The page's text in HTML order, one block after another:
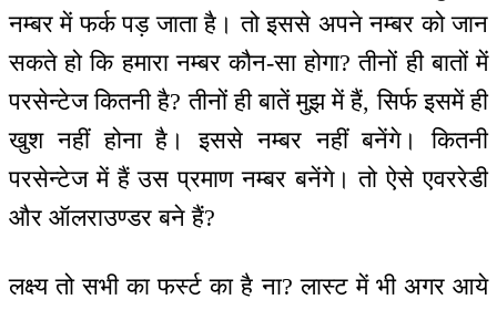
नम्बर में फर्क पड़ जाता है। तो इससे अपने नम्बर को जान
सकते हो कि हमारा नम्बर कौन-सा होगा? तीनों ही बातों में
परसेन्टेज कितनी है? तीनों ही बातें मुझ में हैं, सिर्फ इसमें ही
खुश नहीं होना है। इससे नम्बर नहीं बनेंगे। कितनी
परसेन्टेज में हैं उस प्रमाण नम्बर बनेंगे। तो ऐसे एवररेडी
और ऑलराउण्डर बने हैं?
लक्ष्य तो सभी का फर्स्ट का है ना? लास्ट में भी अगर आये